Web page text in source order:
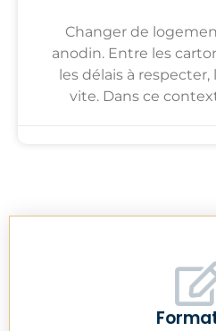
Changer de
anodin. Entre les
les délais à
vite. Dans ce